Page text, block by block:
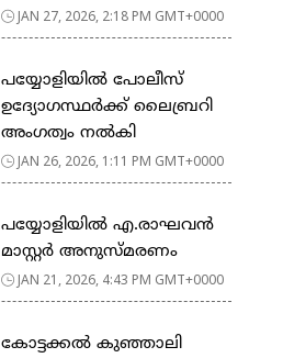
JAN 27, 2026, 2:18 PM GMT+0000
പയ്യോളിയിൽ പോലീസ്
ഉദ്യോഗസ്ഥർക്ക് ലൈബ്രറി
അംഗത്വം നൽകി
JAN 26, 2026, 1:11 PM GMT+0000
പയ്യോളിയിൽ എ.രാഘവൻ
മാസ്റ്റർ അനുസ്മരണം
JAN 21, 2026, 4:43 PM GMT+0000
കോട്ടക്കൽ കുഞ്ഞാലി